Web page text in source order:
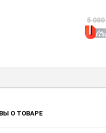
5
О ТОВАРЕ